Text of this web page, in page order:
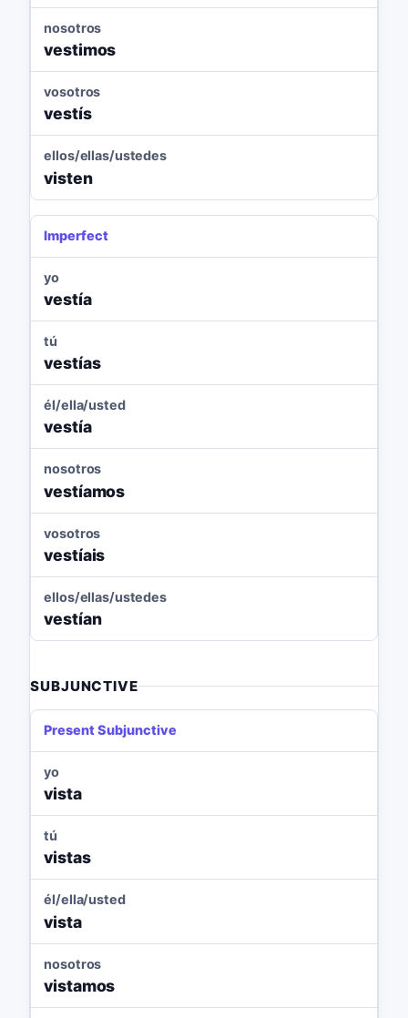
nosotros
vestimos
vosotros
vestís
ellos/ellas/ustedes
visten
Imperfect
yo
vestía
tú
vestías
él/ella/usted
vestía
nosotros
vestíamos
vosotros
vestíais
ellos/ellas/ustedes
vestían
SUBJUNCTIVE
Present Subjunctive
yo
vista
tú
vistas
él/ella/usted
vista
nosotros
vistamos